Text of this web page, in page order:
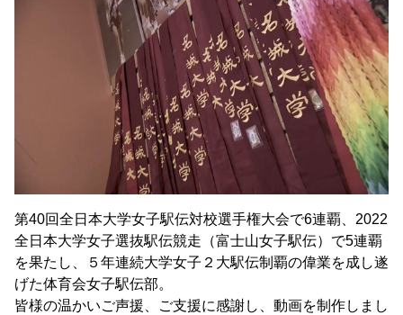
第40回全日本大学女子駅伝対校選手権大会で6連覇、2022
全日本大学女子選抜駅伝競走（富士山女子駅伝）で5連覇
を果たし、５年連続大学女子２大駅伝制覇の偉業を成し遂
げた体育会女子駅伝部。
皆様の温かいご声援、ご支援に感謝し、動画を制作しまし